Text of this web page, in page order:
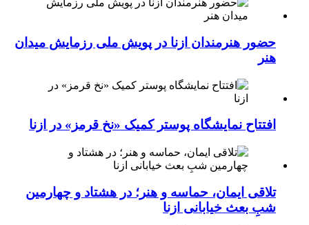
حضور هنرمندان ازنا در پویش ملی رزمایش میدان
هنر
افتتاح نمایشگاه پوستر کمیک «نخ قرمز» در ازنا
تلاقی ایمان، حماسه و هنر؛ در هشتاد و چهارمین
شبِ بعث خیابانی ازنا